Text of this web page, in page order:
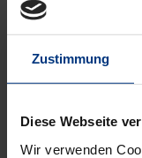
Zustimmung
Diese Webseite
Wir verwenden
Bibliografische
Auflage
ISBN